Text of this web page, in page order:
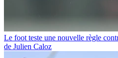
Le foot teste une nouvelle règle
de Julien Caloz